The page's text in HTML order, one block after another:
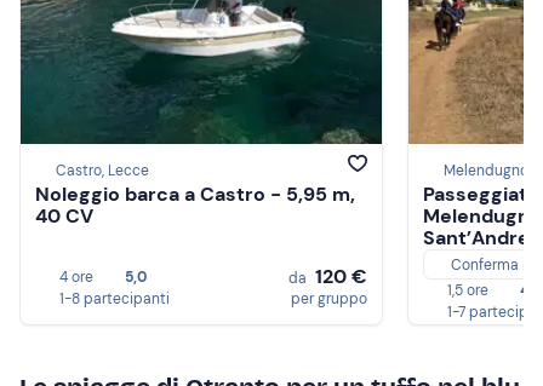
Castro, Lecce
Noleggio barca a Castro - 5,95 m,
40 CV
4 ore
5,0
1-8 partecipanti
da 120 €
per gruppo
Melendugno,
Sant’Andrea
Conferma
1,5 ore
4,7
1-7